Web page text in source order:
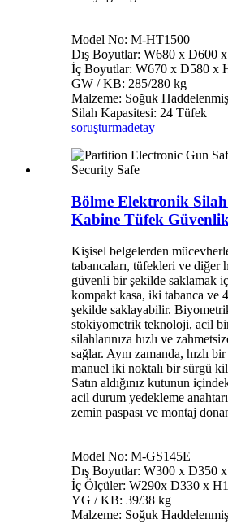
Model No: M-HT1500
Dış Boyutlar: W680 x D600
İç Boyutlar: W670 x D580 x
GW / KB: 285/280 kg
Malzeme: Soğuk
Silah Kapasitesi: 24 Tüfek
soruşturmadetay
Bölme Elektronik Silah
Kabine Tüfek Güvenlik
Kişisel belgelerden
tabancaları, tüfekleri ve diğer
güvenli bir şekilde saklamak
kompakt kasa, iki tabanca ve
şekilde saklayabilir.
stokiyometrik teknoloji, acil
silahlarınıza hızlı ve
sağlar. Aynı zamanda, hızlı
manuel iki noktalı bir sürgü
Satın aldığınız kutunun
acil durum yedekleme
zemin paspası ve montaj
Model No: M-GS145E
Dış Boyutlar: W300 x D350
İç Ölçüler: W290x D330 x
YG / KB: 39/38 kg
Malzeme: Soğuk